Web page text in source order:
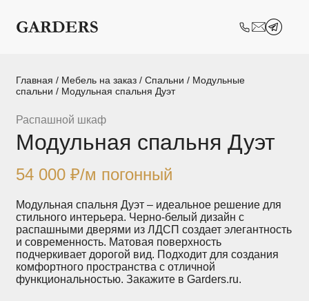
Шкафы-купе
Межкомнатные
Мебель в детскую Мебель в ванную
Модульные
системы
Прихожие Спальни
Стеллажи Тумбы
Главная / Мебель на заказ /Спальни / Модульные
спальни / Модульная спальня Дуэт
Распашной шкаф
Модульная спальня Дуэт
54 000₽/м погонный
Модульная спальня Дуэт – идеальное решение для
стильного интерьера. Черно-белый дизайн с
распашными дверями из ЛДСП создает элегантность
и современность. Матовая поверхность
подчеркивает дорогой вид. Подходит для создания
комфортного пространства с отличной
функциональностью. Закажите в Garders.ru.